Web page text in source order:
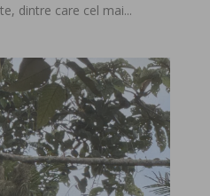
dintre care cel mai...